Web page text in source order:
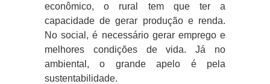
econômico, o rural tem que ter a
capacidade de gerar produção e renda.
No social, é necessário gerar emprego e
melhores condições de vida. Já no
ambiental, o grande apelo é pela
sustentabilidade.